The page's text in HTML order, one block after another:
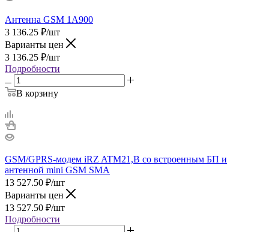
Антенна GSM 1А900
3 136.25 ₽/шт
Варианты цен
3 136.25 ₽/шт
Подробности
В корзину
GSM/GPRS-модем iRZ ATM21,B со встроенным БП и
антенной mini GSM SMA
13 527.50 ₽/шт
Варианты цен
13 527.50 ₽/шт
Подробности